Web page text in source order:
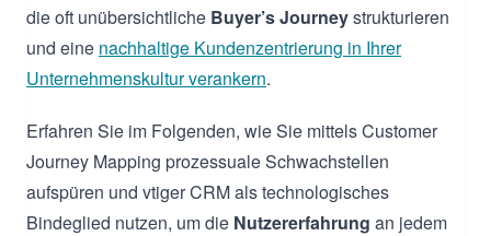
die oft unübersichtliche Buyer’s Journeystrukturieren
und eine nachhaltige Kundenzentrierung in Ihrer
Unternehmenskultur verankern.
Erfahren Sie im Folgenden, wie Sie mittels Customer
Journey Mapping prozessuale Schwachstellen
aufspüren und vtiger CRM als technologisches
Bindeglied nutzen, um die Nutzererfahrung an jedem